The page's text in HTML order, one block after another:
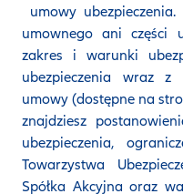
umowy
umownego ani części
zakres i warunki
ubezpieczenia wraz z
umowy (dostępne na
znajdziesz
ubezpieczenia,
Towarzystwa
Spółka Akcyjna oraz